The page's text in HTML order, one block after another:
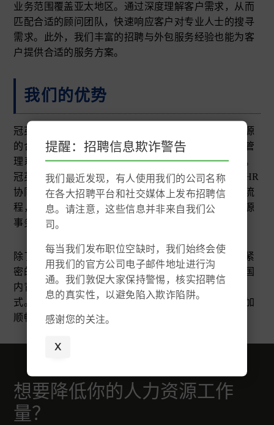
业务范围覆盖亚太地区。通过深度理解客户需求，从而
匹配合适的顾问团队，快速响应客户对专业人士的搜寻
需求。此外，我们丰富的招聘与外包服务经验也能为客
户提供合适的服务方案。
我们的优势
冠英谘询不仅深悉香港劳工条例以及所有有关人力资源
的合规法则，我们还引用了市场上最先进的人力资源管
理系统来协助我们提升日常工作效率及降低营运成本。
冠英谘询不仅仅是一个外包伙伴，我们率先提出了【HR
协同管理】的概念，承接员工在职期间的每一项工作流
程，确保员工成长的同时亦能帮助客户减少在人力资源
事务上的投入。
除了面对熟悉的香港市场，冠英谘询与国内市场也有紧
密的合作关系。我们的管理团队中有不少拥有中资或国
内背景的顾问，能充分了解国内的市场情况及运作模
式。同时，我们还能了解客户的需求，从而让沟通更加
顺畅，提高制定解决方案的效率和精准度。
想要降低你的人力资源工作
量？
提醒：招聘信息欺诈警告
我们最近发现，有人使用我们的公司名称
在各大招聘平台和社交媒体上发布招聘信
息。请注意，这些信息并非来自我们公
司。
每当我们发布职位空缺时，我们始终会使
用我们的官方公司电子邮件地址进行沟
通。我们敦促大家保持警惕，核实招聘信
息的真实性，以避免陷入欺诈陷阱。
感谢您的关注。
X